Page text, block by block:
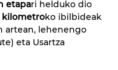
etapari helduko dio
kilometroko ibilbideak
artean, lehenengo
eta Usartza